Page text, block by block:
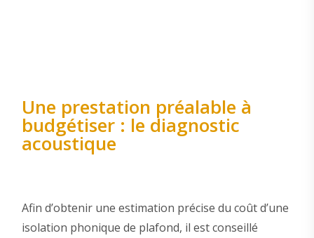
Une prestation préalable à
budgétiser : le diagnostic
acoustique
Afin d’obtenir une estimation précise du coût d’une
isolation phonique de plafond, il est conseillé